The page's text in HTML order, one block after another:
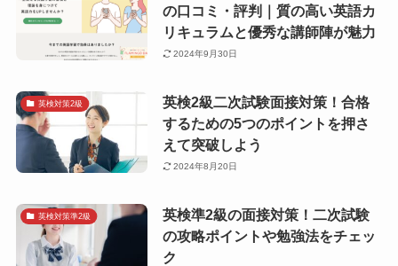
の口コミ・評判｜質の高い英語カ
リキュラムと優秀な講師陣が魅力
2024年9月30日
英検対策2級
英検2級二次試験面接対策！合格
するための5つのポイントを押さ
えて突破しよう
2024年8月20日
英検対策準2級
英検準2級の面接対策！二次試験
の攻略ポイントや勉強法をチェッ
ク